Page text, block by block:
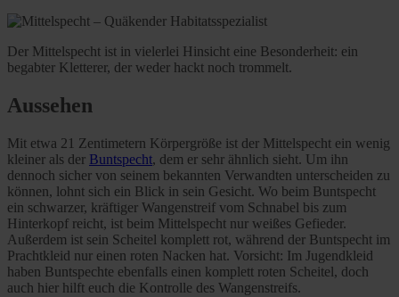
Der Mittelspecht ist in vielerlei Hinsicht eine Besonderheit: ein
begabter Kletterer, der weder hackt noch trommelt.
Aussehen
Mit etwa 21 Zentimetern Körpergröße ist der Mittelspecht ein wenig
kleiner als der Buntspecht, dem er sehr ähnlich sieht. Um ihn
dennoch sicher von seinem bekannten Verwandten unterscheiden zu
können, lohnt sich ein Blick in sein Gesicht. Wo beim Buntspecht
ein schwarzer, kräftiger Wangenstreif vom Schnabel bis zum
Hinterkopf reicht, ist beim Mittelspecht nur weißes Gefieder.
Außerdem ist sein Scheitel komplett rot, während der Buntspecht im
Prachtkleid nur einen roten Nacken hat. Vorsicht: Im Jugendkleid
haben Buntspechte ebenfalls einen komplett roten Scheitel, doch
auch hier hilft euch die Kontrolle des Wangenstreifs.